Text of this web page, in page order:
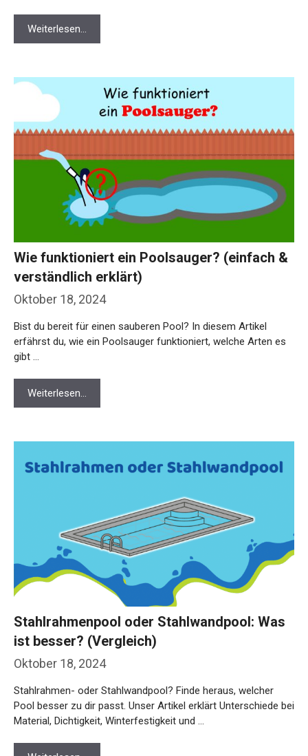
Weiterlesen…
Oktober 18, 2024
Wie funktioniert ein Poolsauger? (einfach &
verständlich erklärt)
Bist du bereit für einen sauberen Pool? In diesem Artikel
erfährst du, wie ein Poolsauger funktioniert, welche Arten es
gibt …
Weiterlesen…
Oktober 18, 2024
Stahlrahmenpool oder Stahlwandpool: Was
ist besser? (Vergleich)
Stahlrahmen- oder Stahlwandpool? Finde heraus, welcher
Pool besser zu dir passt. Unser Artikel erklärt Unterschiede bei
Material, Dichtigkeit, Winterfestigkeit und …